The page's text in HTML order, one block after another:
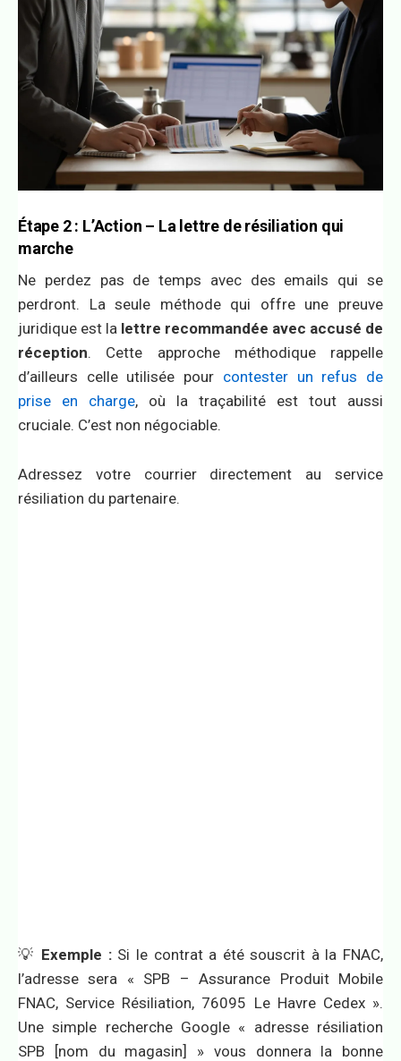
Étape 2 : L’Action – La lettre de résiliation qui
marche
Ne perdez pas de temps avec des emails qui se
perdront. La seule méthode qui offre une preuve
juridique est la lettre recommandée avec accusé de
réception. Cette approche méthodique rappelle
d’ailleurs celle utilisée pour contester un refus de
prise en charge, où la traçabilité est tout aussi
cruciale. C’est non négociable.
Adressez votre courrier directement au service
résiliation du partenaire.
💡 Exemple :Si le contrat a été souscrit à la FNAC,
l’adresse sera « SPB – Assurance Produit Mobile
FNAC, Service Résiliation, 76095 Le Havre Cedex ».
Une simple recherche Google « adresse résiliation
SPB [nom du magasin] » vous donnera la bonne